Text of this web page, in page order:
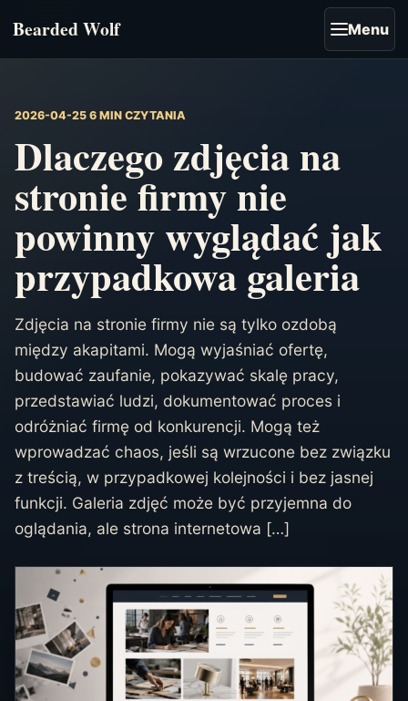
Bearded Wolf Menu
2026-04-25 6 MIN CZYTANIA
Dlaczego zdjęcia na
stronie firmy nie
powinny wyglądać jak
przypadkowa galeria
Zdjęcia na stronie firmy nie są tylko ozdobą
między akapitami. Mogą wyjaśniać ofertę,
budować zaufanie, pokazywać skalę pracy,
przedstawiać ludzi, dokumentować proces i
odróżniać firmę od konkurencji. Mogą też
wprowadzać chaos, jeśli są wrzucone bez związku
z treścią, w przypadkowej kolejności i bez jasnej
funkcji. Galeria zdjęć może być przyjemna do
oglądania, ale strona internetowa […]